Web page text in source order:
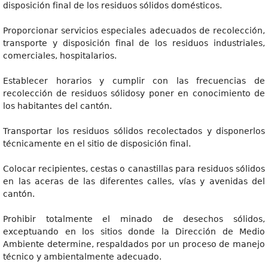
disposición final de los residuos sólidos domésticos.
Proporcionar servicios especiales adecuados de recolección,
transporte y disposición final de los residuos industriales,
comerciales, hospitalarios.
Establecer horarios y cumplir con las frecuencias de
recolección de residuos sólidosy poner en conocimiento de
los habitantes del cantón.
Transportar los residuos sólidos recolectados y disponerlos
técnicamente en el sitio de disposición final.
Colocar recipientes, cestas o canastillas para residuos sólidos
en las aceras de las diferentes calles, vías y avenidas del
cantón.
Prohibir totalmente el minado de desechos sólidos,
exceptuando en los sitios donde la Dirección de Medio
Ambiente determine, respaldados por un proceso de manejo
técnico y ambientalmente adecuado.